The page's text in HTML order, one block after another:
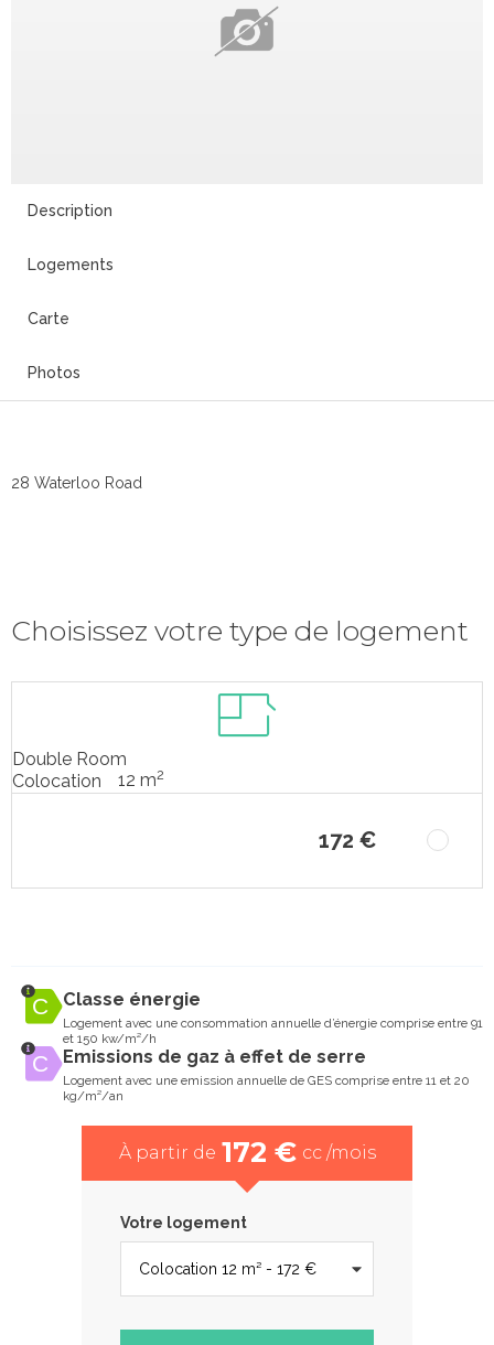
Description
Logements
Carte
Photos
28 Waterloo Road
Choisissez votre type de logement
Double Room
Colocation
12 m2
172 €
Classe énergie
Logement avec une consommation annuelle d’énergie comprise entre 91
et 150 kw/m²/h
Emissions de gaz à effet de serre
Logement avec une emission annuelle de GES comprise entre 11 et 20
kg/m²/an
À partir de 172 € cc /mois
Votre logement